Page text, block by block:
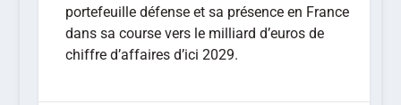
portefeuille défense et sa présence en France
dans sa course vers le milliard d’euros de
chiffre d’affaires d’ici 2029.